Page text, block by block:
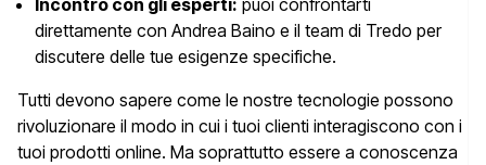
Incontro con gli esperti: puoi confrontarti
direttamente con Andrea Baino e il team di Tredo per
discutere delle tue esigenze specifiche.
Tutti devono sapere come le nostre tecnologie possono
rivoluzionare il modo in cui i tuoi clienti interagiscono con i
tuoi prodotti online. Ma soprattutto essere a conoscenza